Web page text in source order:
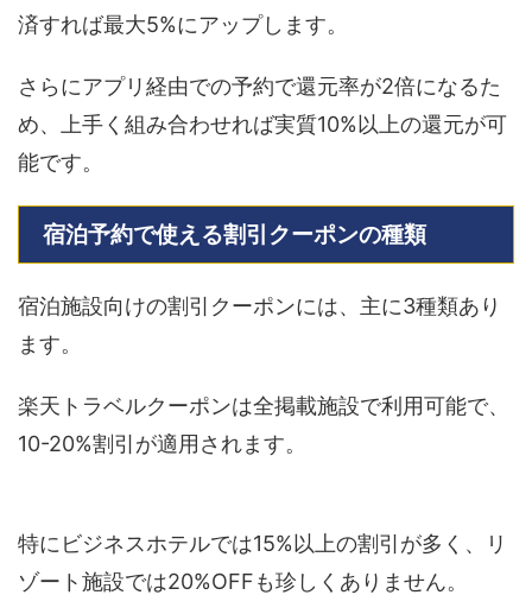
済すれば最大5%にアップします。
さらにアプリ経由での予約で還元率が2倍になるた
め、上手く組み合わせれば実質10%以上の還元が可
能です。
宿泊予約で使える割引クーポンの種類
宿泊施設向けの割引クーポンには、主に3種類あり
ます。
楽天トラベルクーポンは全掲載施設で利用可能で、
10-20%割引が適用されます。
特にビジネスホテルでは15%以上の割引が多く、リ
ゾート施設では20%OFFも珍しくありません。